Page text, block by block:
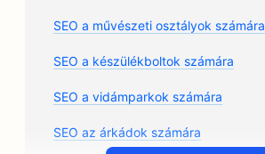
SEO a művészeti osztályok számára
SEO a készülékboltok számára
SEO a vidámparkok számára
SEO az árkádok számára